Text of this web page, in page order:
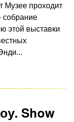
Музее проходит
собрание
этой выставки
Show